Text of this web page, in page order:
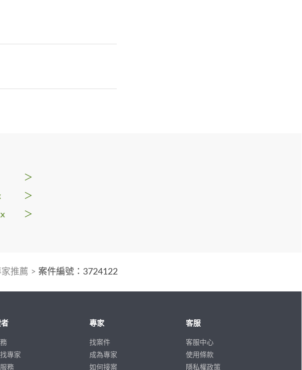
＞
＞
＞
推薦 > 案件編號：3724122
專家
務
專家
找案件
成為專家
如何接案
客服
客服中心
使用條款
隱私權政策